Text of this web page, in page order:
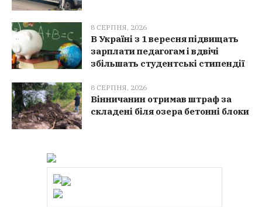
8 СЕРПНЯ, 2026
В Україні з 1 вересня підвищать
зарплати педагогам і вдвічі
збільшать студентські стипендії
8 СЕРПНЯ, 2026
Вінничанин отримав штраф за
складені біля озера бетонні блоки